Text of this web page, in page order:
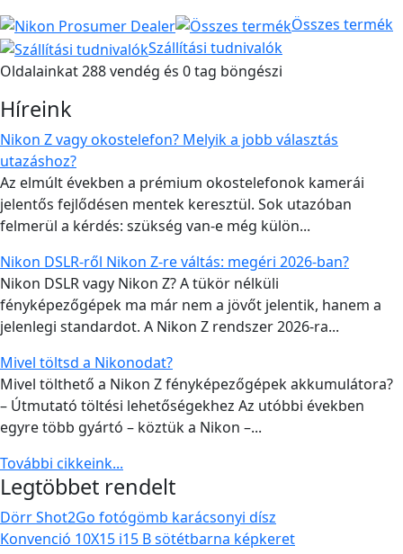
Összes termék
Szállítási tudnivalók
Oldalainkat 288 vendég és 0 tag böngészi
Híreink
Nikon Z vagy okostelefon? Melyik a jobb választás
utazáshoz?
Az elmúlt években a prémium okostelefonok kamerái
jelentős fejlődésen mentek keresztül. Sok utazóban
felmerül a kérdés: szükség van-e még külön...
Nikon DSLR-ről Nikon Z-re váltás: megéri 2026-ban?
Nikon DSLR vagy Nikon Z? A tükör nélküli
fényképezőgépek ma már nem a jövőt jelentik, hanem a
jelenlegi standardot. A Nikon Z rendszer 2026-ra...
Mivel töltsd a Nikonodat?
Mivel tölthető a Nikon Z fényképezőgépek akkumulátora?
– Útmutató töltési lehetőségekhez Az utóbbi években
egyre több gyártó – köztük a Nikon –...
További cikkeink...
Legtöbbet rendelt
Dörr Shot2Go fotógömb karácsonyi dísz
Konvenció 10X15 i15 B sötétbarna képkeret